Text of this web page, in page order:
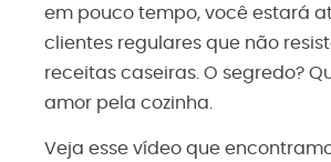
em pouco tempo, você estará
clientes regulares que não
receitas caseiras. O segredo?
amor pela cozinha.
Veja esse vídeo que